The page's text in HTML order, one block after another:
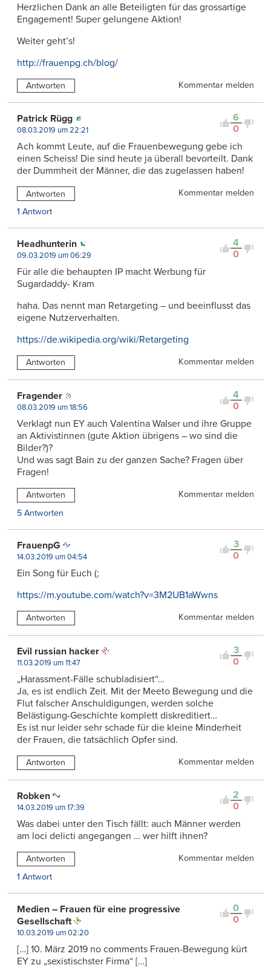
Herzlichen Dank an alle Beteiligten für das grossartige
Engagement! Super gelungene Aktion!
Weiter geht’s!
http://frauenpg.ch/blog/
Antworten Kommentar melden
6
0
Patrick Rügg
08.03.2019 um 22:21
Ach kommt Leute, auf die Frauenbewegung gebe ich
einen Scheiss! Die sind heute ja überall bevorteilt. Dank
der Dummheit der Männer, die das zugelassen haben!
Antworten
Kommentar melden
1 Antwort
4
0
Headhunterin
09.03.2019 um 06:29
Für alle die behaupten IP macht Werbung für
Sugardaddy- Kram
haha. Das nennt man Retargeting – und beeinflusst das
eigene Nutzerverhalten.
https://de.wikipedia.org/wiki/Retargeting
Antworten Kommentar melden
4
0
Fragender
08.03.2019 um 18:56
Verklagt nun EY auch Valentina Walser und ihre Gruppe
an Aktivistinnen (gute Aktion übrigens – wo sind die
Bilder?)?
Und was sagt Bain zu der ganzen Sache? Fragen über
Fragen!
Antworten
Kommentar melden
5 Antworten
3
0
FrauenpG
14.03.2019 um 04:54
Ein Song für Euch (;
https://m.youtube.com/watch?v=3M2UB1aWwns
Antworten Kommentar melden
3
0
Evil russian hacker
11.03.2019 um 11:47
„Harassment-Fälle schubladisiert“…
Ja, es ist endlich Zeit. Mit der Meeto Bewegung und die
Flut falscher Anschuldigungen, werden solche
Belästigung-Geschichte komplett diskreditiert…
Es ist nur leider sehr schade für die kleine Minderheit
der Frauen, die tatsächlich Opfer sind.
Antworten Kommentar melden
2
0
Robken
14.03.2019 um 17:39
Was dabei unter den Tisch fällt: auch Männer werden
am loci delicti angegangen … wer hilft ihnen?
Antworten
Kommentar melden
1 Antwort
0
0
Medien – Frauen für eine progressive
Gesellschaft
10.03.2019 um 02:20
[…] 10. März 2019 no comments Frauen-Bewegung kürt
EY zu „sexistischster Firma“ […]